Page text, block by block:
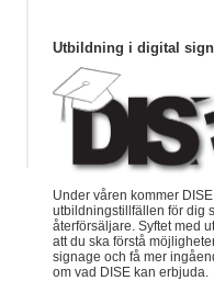
Utbildning i digital
Under våren kommer
utbildningstillfällen för dig
återförsäljare. Syftet med
att du ska förstå
signage och få mer
om vad DISE kan erbjuda.